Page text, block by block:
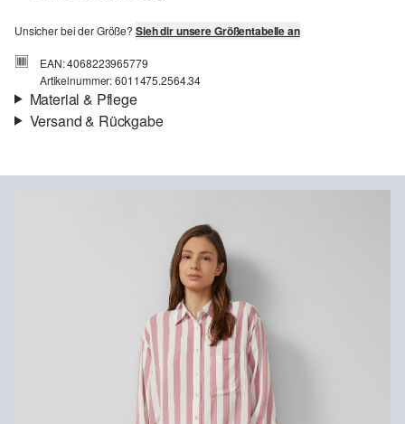
Unsicher bei der Größe? Sieh dir unsere Größentabelle an
EAN: 4068223965779
Artikelnummer: 6011475.2564.34
Material & Pflege
Versand & Rückgabe
Standardlieferung einer Bestellung in Höhe von 3,95 € an. Fashion
einem Mindestbestellwert in Höhe von 149,00 € (bei einem
geringeren Bestellwert betragen die Versandkosten für eine
Standardlieferung ebenfalls 3,95 €). Für VIP Kunden entfallen die
Die Rückgabegebühr beträgt 2,99 € für Gast und Fashion Card
Kunden. Für VIP Kunden entfällt die Rückgabegebühr. Die
Versandkosten für die Rücklieferung werden vom